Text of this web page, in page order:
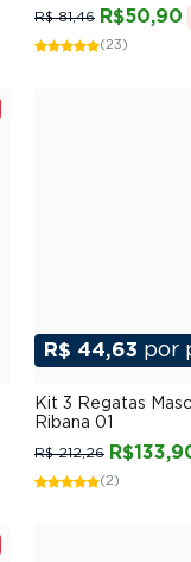
R$50,90
R$ 81,46
(23)
R$ 44,63 por
Kit 3 Regatas
Ribana 01
R$ 212,26
(2)